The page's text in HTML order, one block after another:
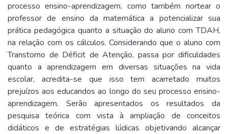
processo ensino-aprendizagem, como também nortear o
professor de ensino da matemática a potencializar sua
prática pedagógica quanto a situação do aluno com TDAH,
na relação com os cálculos. Considerando que o aluno com
Transtorno de Déficit de Atenção, passa por dificuldades
quanto a aprendizagem em diversas situações na vida
escolar, acredita-se que isso tem acarretado muitos
prejuízos aos educandos ao longo do seu processo ensino-
aprendizagem. Serão apresentados os resultados da
pesquisa teórica com vista à ampliação de conceitos
didáticos e de estratégias lúdicas objetivando alcançar